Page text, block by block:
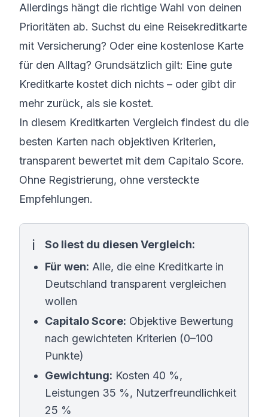
Allerdings hängt die richtige Wahl von deinen
Prioritäten ab. Suchst du eine Reisekreditkarte
mit Versicherung? Oder eine kostenlose Karte
für den Alltag? Grundsätzlich gilt: Eine gute
Kreditkarte kostet dich nichts – oder gibt dir
mehr zurück, als sie kostet.
In diesem Kreditkarten Vergleich findest du die
besten Karten nach objektiven Kriterien,
transparent bewertet mit dem Capitalo Score.
Ohne Registrierung, ohne versteckte
Empfehlungen.
So liest du diesen Vergleich:
Für wen: Alle, die eine Kreditkarte in
Deutschland transparent vergleichen
wollen
Capitalo Score: Objektive Bewertung
nach gewichteten Kriterien (0–100
Punkte)
Gewichtung: Kosten 40 %,
Leistungen 35 %, Nutzerfreundlichkeit
25 %